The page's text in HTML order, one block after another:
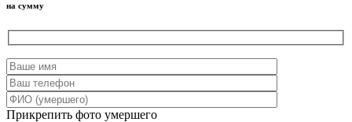
на сумму
Прикрепить фото умершего